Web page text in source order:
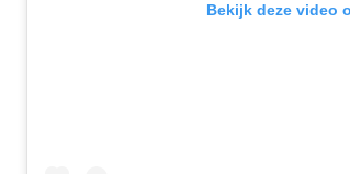
Bekijk deze video